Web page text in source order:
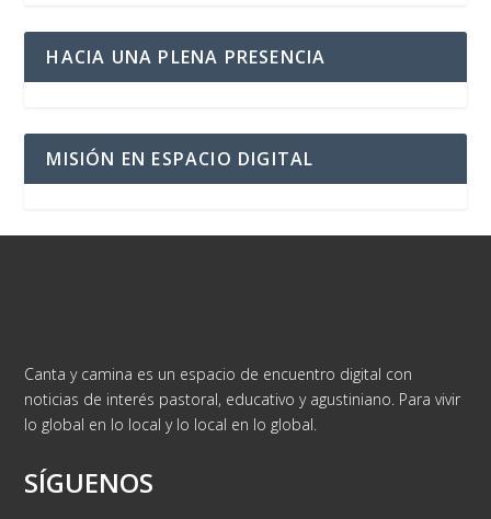
HACIA UNA PLENA PRESENCIA
MISIÓN EN ESPACIO DIGITAL
Canta y camina es un espacio de encuentro digital con
noticias de interés pastoral, educativo y agustiniano. Para vivir
lo global en lo local y lo local en lo global.
SÍGUENOS